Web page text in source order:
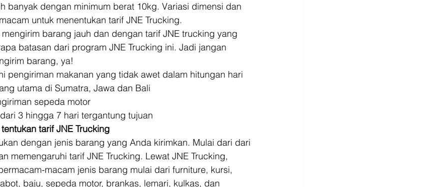
banyak dengan minimum berat 10kg. Variasi dimensi dan
untuk menentukan tarif JNE Trucking.
barang jauh dan dengan tarif JNE trucking yang
batasan dari program JNE Trucking ini. Jadi jangan
barang, ya!
pengiriman makanan yang tidak awet dalam hitungan hari
utama di Sumatra, Jawa dan Bali
sepeda motor
3 hingga 7 hari tergantung tujuan
tarif JNE Trucking
dengan jenis barang yang Anda kirimkan. Mulai dari dari
memengaruhi tarif JNE Trucking. Lewat JNE Trucking,
macam jenis barang mulai dari furniture, kursi,
baju, sepeda motor, brankas, lemari, kulkas, dan